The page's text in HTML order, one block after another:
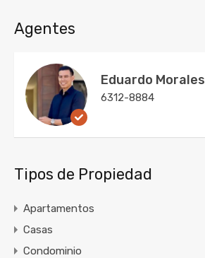
Agentes
Eduardo Morales
6312-8884
Tipos de Propiedad
Apartamentos
Casas
Condominio